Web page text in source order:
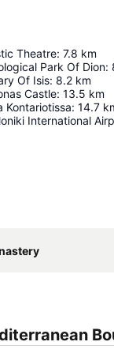
Theatre: 7.8 km
Park Of Dion:
Of Isis: 8.2 km
Castle: 13.5 km
Kontariotissa: 14.7